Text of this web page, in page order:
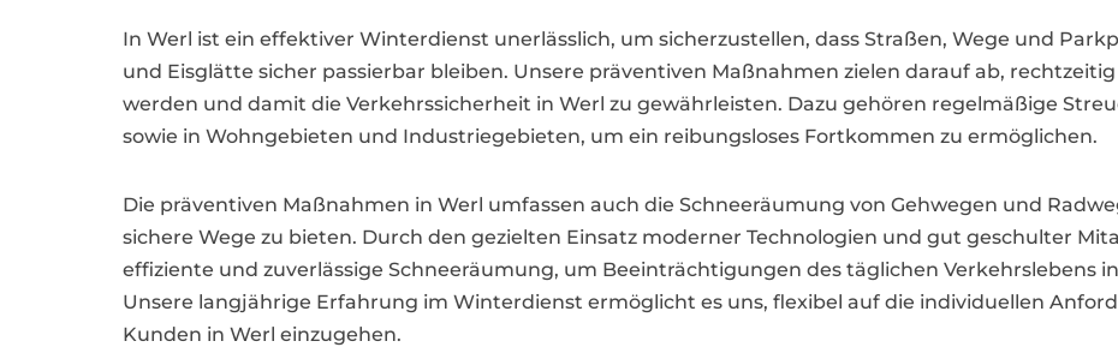
In Werl ist ein effektiver Winterdienst unerlässlich, um sicherzustellen, dass Straßen, Wege und
und Eisglätte sicher passierbar bleiben. Unsere präventiven Maßnahmen zielen darauf ab,
werden und damit die Verkehrssicherheit in Werl zu gewährleisten. Dazu gehören regelmäßige
sowie in Wohngebieten und Industriegebieten, um ein reibungsloses Fortkommen zu ermöglichen.
Die präventiven Maßnahmen in Werl umfassen auch die Schneeräumung von Gehwegen und
sichere Wege zu bieten. Durch den gezielten Einsatz moderner Technologien und gut geschulter
effiziente und zuverlässige Schneeräumung, um Beeinträchtigungen des täglichen Verkehrslebens
Unsere langjährige Erfahrung im Winterdienst ermöglicht es uns, flexibel auf die individuellen
Kunden in Werl einzugehen.